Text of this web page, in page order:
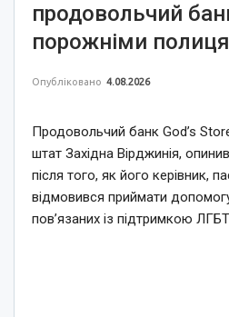
продовольчий
порожніми
Опубліковано 4.08.2026
Продовольчий банк God’s
штат Західна Вірджинія,
після того, як його керівник,
відмовився приймати допомогу
пов’язаних із підтримкою